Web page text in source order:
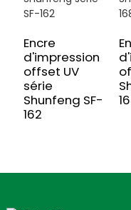
Encre
d'impression
offset UV
série
Shunfeng SF-
162